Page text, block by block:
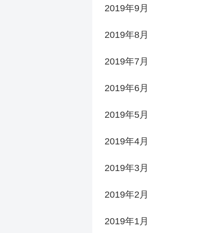
2019年9月
2019年8月
2019年7月
2019年6月
2019年5月
2019年4月
2019年3月
2019年2月
2019年1月